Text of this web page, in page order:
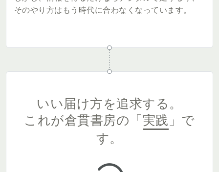
そのやり方はもう時代に合わなくなっています。
いい届け方を追求する。
これが倉貫書房の「 実践 」で
す。